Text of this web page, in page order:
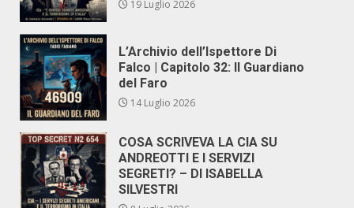
19 Luglio 2026
L’Archivio dell’Ispettore Di
Falco | Capitolo 32: Il Guardiano
del Faro
14 Luglio 2026
COSA SCRIVEVA LA CIA SU
ANDREOTTI E I SERVIZI
SEGRETI? – DI ISABELLA
SILVESTRI